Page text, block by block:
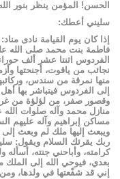
الحسن! المؤمن ينظر بنور
سليني أعطك:
إذا كان يوم القيامة نادى
فاطمة بنت محمد صلى الله
الفردوس اثنتا عشر ألف
نجائب من ياقوت، أجنحتها
منها نمرقة من سندس،
إلى الفردوس فيتباشر بها
وقصور صفر، من لؤلؤة من
منازل محمد وآله صلوات
مساكن إبراهيم وآله عليهم
ويبعث إليها ملك لم وبعث إلى
ربك يقرئك السلام ويقول:
كرامته، وأباحني جنته،
بعدي، فيوحي الله إلى
إني قد شفّعتها في ولدها،